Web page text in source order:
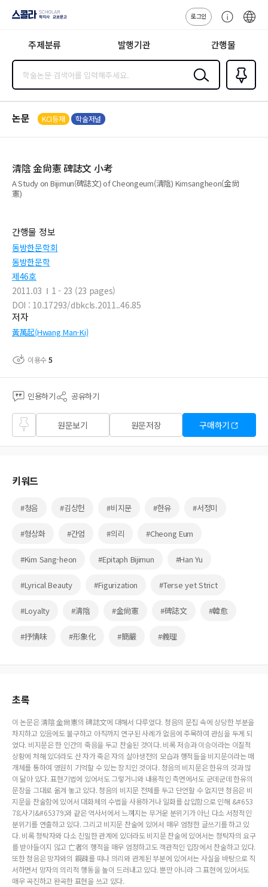
지사·교보문고
로그인
센
주제분류 발행기관 간행물
검색
즐겨찾
기0
논문 KCI등재 학술저널
淸陰 金尙憲 碑誌文 小考
A Study on Bijimun(碑誌文) of Cheongeum(淸陰) Kimsangheon(金尙
憲)
간행물 정보
동방한문학회
동방한문학
제46호
2011.03
1 - 23 (23 pages)
DOI : 10.17293/dbkcls.2011..46.85
저자
黃萬起(Hwang Man-Ki)
이용수5
인용하기 공유하기
즐겨
찾기
원문보기 원문저장 구매하기
키워드
#청음 #김상헌 #비지문 #한유 #서정미
#형상화 #간엄 #의리 #Cheong Eum
#Kim Sang-heon #Epitaph Bijimun #Han Yu
#Lyrical Beauty #Figurization #Terse yet Strict
#Loyalty #淸陰 #金尙憲 #碑誌文 #韓愈
#抒情味 #形象化 #簡嚴 #義理
초록
이 논문은 淸陰 金尙憲의 碑誌文에 대해서 다루었다. 청음의 문집 속에 상당한 부분을
차지하고 있음에도 불구하고 아직까지 연구된 사례가 없음에 주목하여 관심을 두게 되
었다. 비지문은 한 인간의 죽음을 두고 찬술된 것이다. 비록 저승과 이승이라는 이질적
상황에 처해 있더라도 산 자가 죽은 자의 살아생전의 모습과 행적들을 비지문이라는 매
개체를 통하여 영원히 기억할 수 있는 장치인 것이다. 청음의 비지문은 한유의 것과 많
이 닮아 있다. 표현기법에 있어서도 그렇거니와 내용적인 측면에서도 군데군데 한유의
문장을 그대로 옮겨 놓고 있다. 청음의 비지문 전체를 두고 단언할 수 없지만 청음은 비
지문을 찬술함에 있어서 대화체의 수법을 사용하거나 일화를 삽입함으로 인해 &#653
78;사기&#65379;와 같은 역사서에서 느껴지는 무거운 분위기가 아닌 다소 서정적인
분위기를 연출하고 있다. 그리고 비지문 찬술에 있어서 매우 엄정한 글쓰기를 하고 있
다. 비록 청탁자와 다소 친밀한 관계에 있더라도 비지문 찬술에 있어서는 청탁자의 요구
를 받아들이지 않고 亡者의 행적을 매우 엄정하고도 객관적인 입장에서 찬술하고 있다.
또한 청음은 망자와의 親疎를 떠나 의리와 관계된 부분에 있어서는 사실을 바탕으로 직
서하면서 망자의 의리적 행동을 높이 드러내고 있다. 뿐만 아니라 그 표현에 있어서도
매우 곡진하고 완곡한 표현을 쓰고 있다.